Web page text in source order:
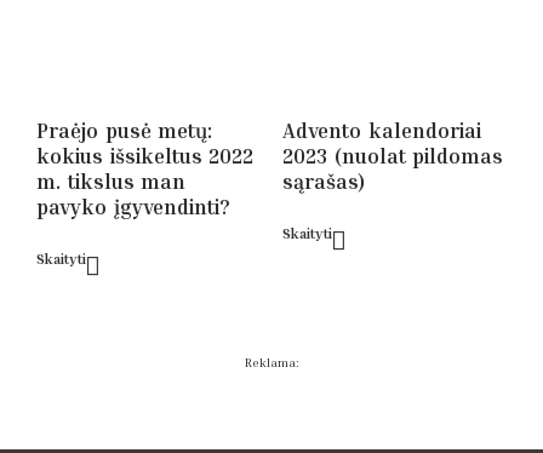
Praėjo pusė metų:
kokius išsikeltus 2022
m. tikslus man
pavyko įgyvendinti?
Skaityti
Advento kalendoriai
2023 (nuolat pildomas
sąrašas)
Skaityti
Reklama: